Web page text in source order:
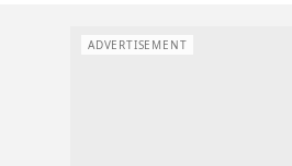
ADVERTISEMENT